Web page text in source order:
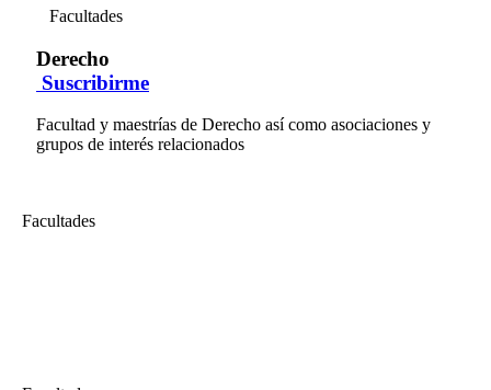
Facultades
Derecho
Suscribirme
Facultad y maestrías de Derecho así como asociaciones y
grupos de interés relacionados
Facultades